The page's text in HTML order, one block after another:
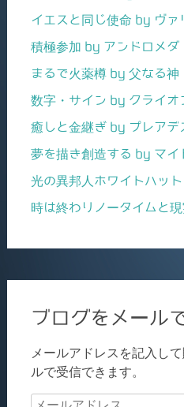
イエスと同じ使命 by ヴァ
積極参加 by アンドロメダ
まるで火薬樽 by 父なる神
数字・サイン by クライオ
癒しと金継ぎ by プレアデ
夢を描き創造する by マイ
光の異邦人ホワイトハッ
時は終わりノータイムと
ブログをメール
メールアドレスを記入し
ルで受信できます。
メ